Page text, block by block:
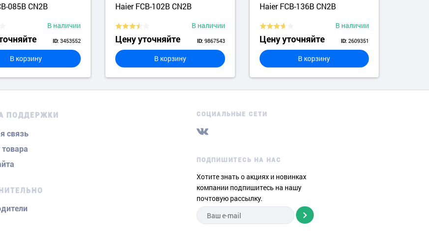
085B CN2B
В наличии
ID: 3453552
В корзину
Haier FCB-102B CN2B
В наличии
Цену уточняйте ID: 9867543
В корзину
Haier FCB-136B CN2B
В наличии
Цену уточняйте ID: 2609351
В корзину
ПОДДЕРЖКИ
связь
СОЦИАЛЬНЫЕ СЕТИ
ПОДПИШИТЕСЬ НА НАС
Хотите знать о акциях и новинках
компании подпишитесь на нашу
почтовую рассылку.